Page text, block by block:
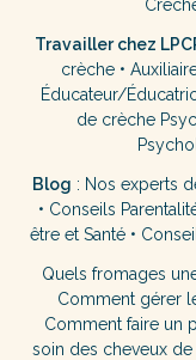
Travailler chez
crèche•
Éducateur/
de crèche
Blog : Nos experts
• Conseils
être et Santé•
Quels fromages
Comment gérer
Comment faire un
soin des cheveux de